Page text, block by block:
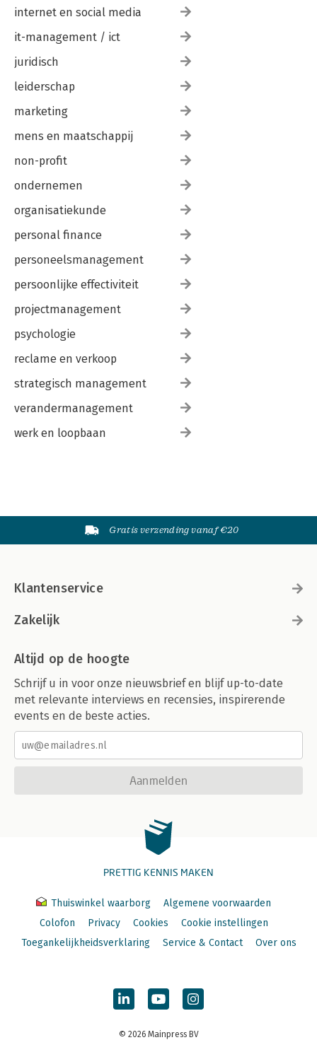
internet en social media
it-management / ict
juridisch
leiderschap
marketing
mens en maatschappij
non-profit
ondernemen
organisatiekunde
personal finance
personeelsmanagement
persoonlijke effectiviteit
projectmanagement
psychologie
reclame en verkoop
strategisch management
verandermanagement
werk en loopbaan
Gratis verzending vanaf €20
Klantenservice
Zakelijk
Altijd op de hoogte
Schrijf u in voor onze nieuwsbrief en blijf up-to-date
met relevante interviews en recensies, inspirerende
events en de beste acties.
Aanmelden
PRETTIG KENNIS MAKEN
Thuiswinkel waarborg
Algemene voorwaarden
Colofon
Privacy Cookies
Cookie instellingen
Toegankelijkheidsverklaring
Service & Contact Over ons
© 2026 Mainpress BV